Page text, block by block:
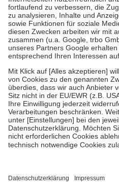
Diese Regeln gelten grundsätzlich
Bei Heilmitteln und häuslicher
Zuzahlung zehn Prozent der
Verordnung.
Um das Engagement der
stärken und die besondere
fallenkeine Zuzahlungenan bei:
• Kindern und Jugendlichen bis
mit Ausnahme der Fahrkosten
• Untersuchungen zur Vorsorge
GKV getragen werden
• empfohlenen Schutzimpfungen
• Harn- und Blutteststreifen
getroffen, um sicherzustellen, dass